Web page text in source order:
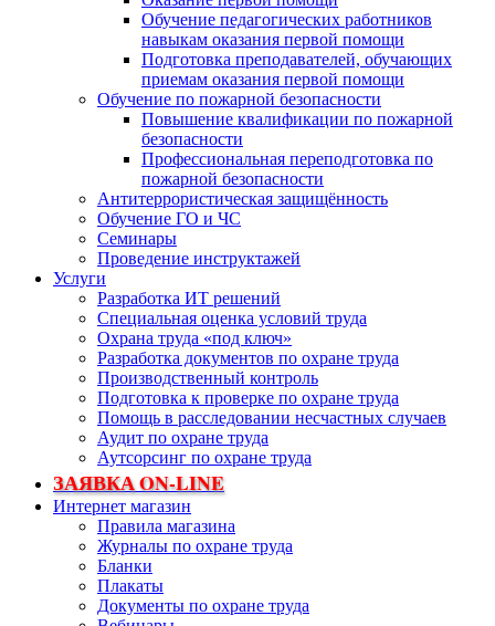
Обучение педагогических работников
навыкам оказания первой помощи
Подготовка преподавателей, обучающих
приемам оказания первой помощи
Обучение по пожарной безопасности
Повышение квалификации по пожарной
безопасности
Профессиональная переподготовка по
пожарной безопасности
Антитеррористическая защищённость
Обучение ГО и ЧС
Семинары
Проведение инструктажей
Услуги
Разработка ИТ решений
Специальная оценка условий труда
Охрана труда «под ключ»
Разработка документов по охране труда
Производственный контроль
Подготовка к проверке по охране труда
Помощь в расследовании несчастных случаев
Аудит по охране труда
Аутсорсинг по охране труда
ЗАЯВКА ON-LINE
Интернет магазин
Правила магазина
Журналы по охране труда
Бланки
Плакаты
Документы по охране труда